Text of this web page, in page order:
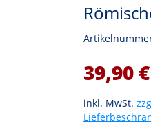
39,90
inkl. MwSt.